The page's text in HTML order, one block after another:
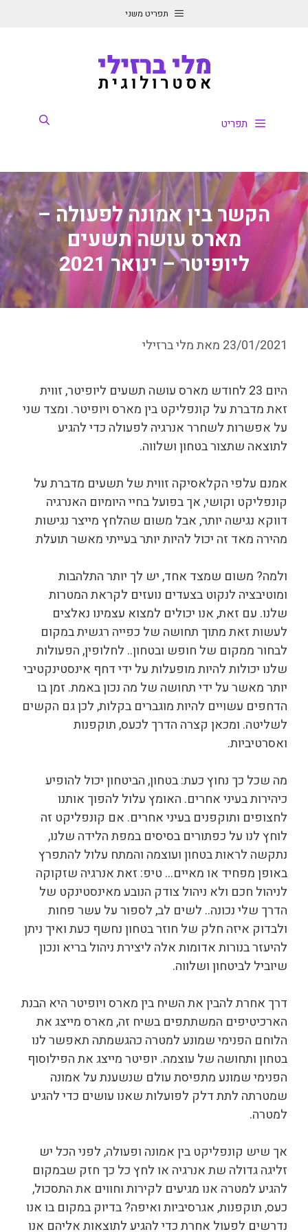
תפריט משני
תפריט
הקשר בין אמונה לפעולה –
מארס עושה תשעים
ליופיטר – ינואר 2021
23/01/2021 מאתמלי ברזילי
היום 23 לחודש מארס עושה תשעים ליופיטר, זווית
זאת מדברת על קונפליקט בין מארס ויופיטר. ומצד שני
על אפשרות לשחרר אנרגיה לפעולה כדי להגיע
לתוצאה שתצור בטחון ושלווה.
אמנם עלפי הקלאסיקה זווית של תשעים מדברת על
קונפליקט וקושי, אך בפועל בחיי היומיום האנרגיה
דווקא נגישה יותר, אבל משום שהלחץ מייצר נגישות
מהירה מאד זה יכול להיות יותר בעייתי מאשר תועלת
ולמה? משום שמצד אחד, יש לך יותר התלהבות
ומוטיבציה לנקוט בצעדים נועזים לקראת המטרות
שלנו. עם זאת, אנו יכולים למצוא עצמינו נאלצים
לעשות זאת מתוך תחושה של כפייה רגשית במקום
לבחור ממקום של חופש ובטחון.. לחלופין, הפעולות
שלנו יכולות להיות מופעלות על ידי דחף אינסטינקטיבי
יותר מאשר על ידי תחושה של מה נכון באמת. זמן בו
הדחפים עשויים להיות מוגברים בקלות, לכן גם הקשים
לשליטה. ומכאן קצרה הדרך לכעס, תוקפנות
ואסרטיביות.
מה שכל כך נחוץ כעת: בטחון, הביטחון יכול להופיע
כיהירות בעיני אחרים. האומץ עלול להפוך אותנו
לחצופים ותוקפנים בעיני אחרים. אם קונפליקט זה
לוחץ לנו על כפתורים בסיסים במפת הלידה שלנו,
נתקשה לראות בטחון ועוצמה והמתח עלול להתפרץ
באופן מפחיד או מאיים… טיפ: זאת אנרגיה שזקוקה
לניהול חכם ולא ניהול צודק הנובע מאינסטינקט של
הדרך שלי נכונה.. לשים לב, לספור על עשר פחות
ולבדוק איזה חלק של חוזר בטחון נחשף כעת ואיך ניתן
להיעזר בנורות אדומות אלה ליצירת ניהול בריא ונכון
שיוביל לביטחון ושלווה.
דרך אחרת להבין את השיח בין מארס ויופיטר היא הבנת
הארכיטיפים המשתתפים בשיח זה, מארס מייצג את
הלוחם הפנימי שמונע למטרה כהגשמתה תאפשר לנו
בטחון ותחושה של עוצמה. יופיטר מייצג את הפילוסוף
הפנימי שמונע מתפיסת עולם שנשענת על אמונה
שמטרתה לתת דלק לפועלות שאנו עושים כדי להגיע
למטרה.
אך שיש קונפליקט בין אמונה ופעולה, לפני הכל יש
זליגה גדולה שת אנרגיה או לחץ כל כך חזק שבמקום
להגיע למטרה אנו מגיעים לקירות וחווים את התסכול,
כעס, תוקפנות, אגרסיביות ואיפה? בדיוק במקום בו אנו
נדרשים לפעול אחרת כדי להגיע לתוצאות אליהם אנו